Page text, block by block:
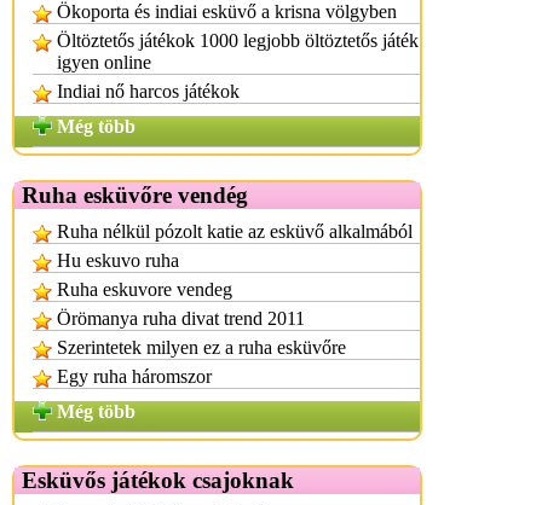
Ökoporta és indiai esküvő a krisna völgyben
Öltöztetős játékok 1000 legjobb öltöztetős játék
igyen online
Indiai nő harcos játékok
Még több
Ruha esküvőre vendég
Ruha nélkül pózolt katie az esküvő alkalmából
Hu eskuvo ruha
Ruha eskuvore vendeg
Örömanya ruha divat trend 2011
Szerintetek milyen ez a ruha esküvőre
Egy ruha háromszor
Még több
Esküvős játékok csajoknak